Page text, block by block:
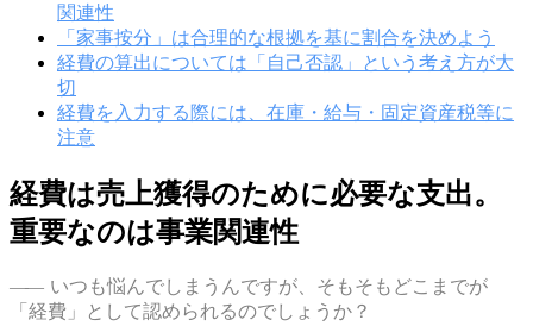
関連性
「家事按分」は合理的な根拠を基に割合を決めよう
経費の算出については「自己否認」という考え方が大
切
経費を入力する際には、在庫・給与・固定資産税等に
注意
経費は売上獲得のために必要な支出。
重要なのは事業関連性
いつも悩んでしまうんですが、そもそもどこまでが
「経費」として認められるのでしょうか？